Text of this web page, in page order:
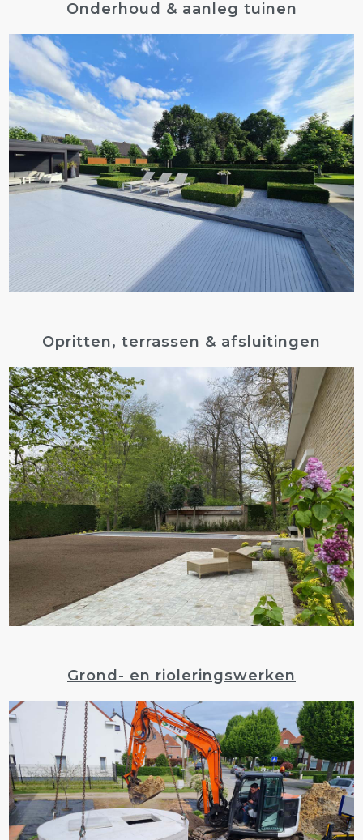
Onderhoud & aanleg tuinen
Opritten, terrassen & afsluitingen
Grond- en rioleringswerken